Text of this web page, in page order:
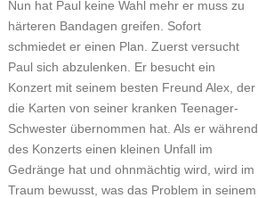
Nun hat Paul keine Wahl mehr er muss zu
härteren Bandagen greifen. Sofort
schmiedet er einen Plan. Zuerst versucht
Paul sich abzulenken. Er besucht ein
Konzert mit seinem besten Freund Alex, der
die Karten von seiner kranken Teenager-
Schwester übernommen hat. Als er während
des Konzerts einen kleinen Unfall im
Gedränge hat und ohnmächtig wird, wird im
Traum bewusst, was das Problem in seinem